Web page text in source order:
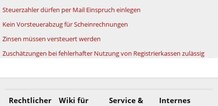
Steuerzahler dürfen per Mail Einspruch einlegen
Kein Vorsteuerabzug für Scheinrechnungen
Zinsen müssen versteuert werden
Zuschätzungen bei fehlerhafter Nutzung von Registrierkassen zulässig
Rechtlicher
Wiki für
Service &
Internes